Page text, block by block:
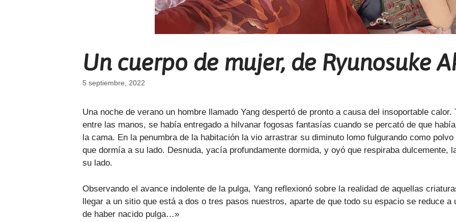
Un cuerpo de mujer, de Ryunosuke
5 septiembre, 2022
Una noche de verano un hombre llamado Yang despertó de pronto a causa del insoportable
entre las manos, se había entregado a hilvanar fogosas fantasías cuando se percató de que
la cama. En la penumbra de la habitación la vio arrastrar su diminuto lomo fulgurando como
que dormía a su lado. Desnuda, yacía profundamente dormida, y oyó que respiraba dulcemente,
su lado.
Observando el avance indolente de la pulga, Yang reflexionó sobre la realidad de aquellas
llegar a un sitio que está a dos o tres pasos nuestros, aparte de que todo su espacio se reduce
de haber nacido pulga…»